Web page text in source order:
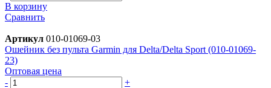
В корзину
Сравнить
Артикул 010-01069-03
Ошейник без пульта Garmin для Delta/Delta Sport (010-01069-
23)
Оптовая цена
-
+